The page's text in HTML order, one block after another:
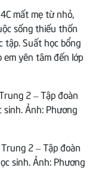
mất mẹ từ nhỏ,
sống thiếu thốn
tập. Suất học bổng
yên tâm đến lớp
2 – Tập đoàn
sinh. Ảnh: Phương